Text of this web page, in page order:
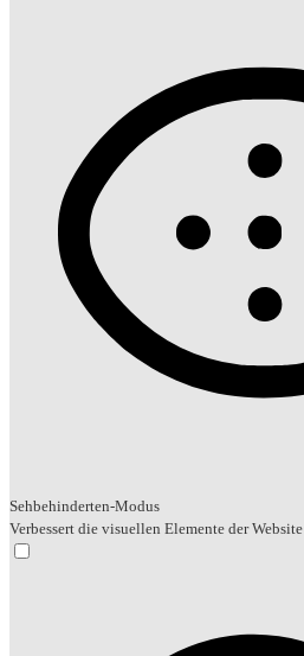
Sehbehinderten-Modus
Verbessert die visuellen Elemente der Website